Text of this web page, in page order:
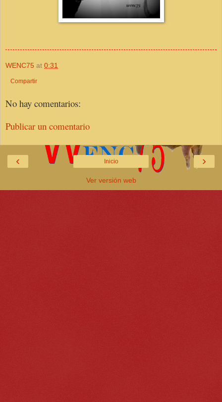
WENC75 at 0:31
Compartir
No hay comentarios:
Publicar un comentario
‹ ›
Inicio
Ver versión web